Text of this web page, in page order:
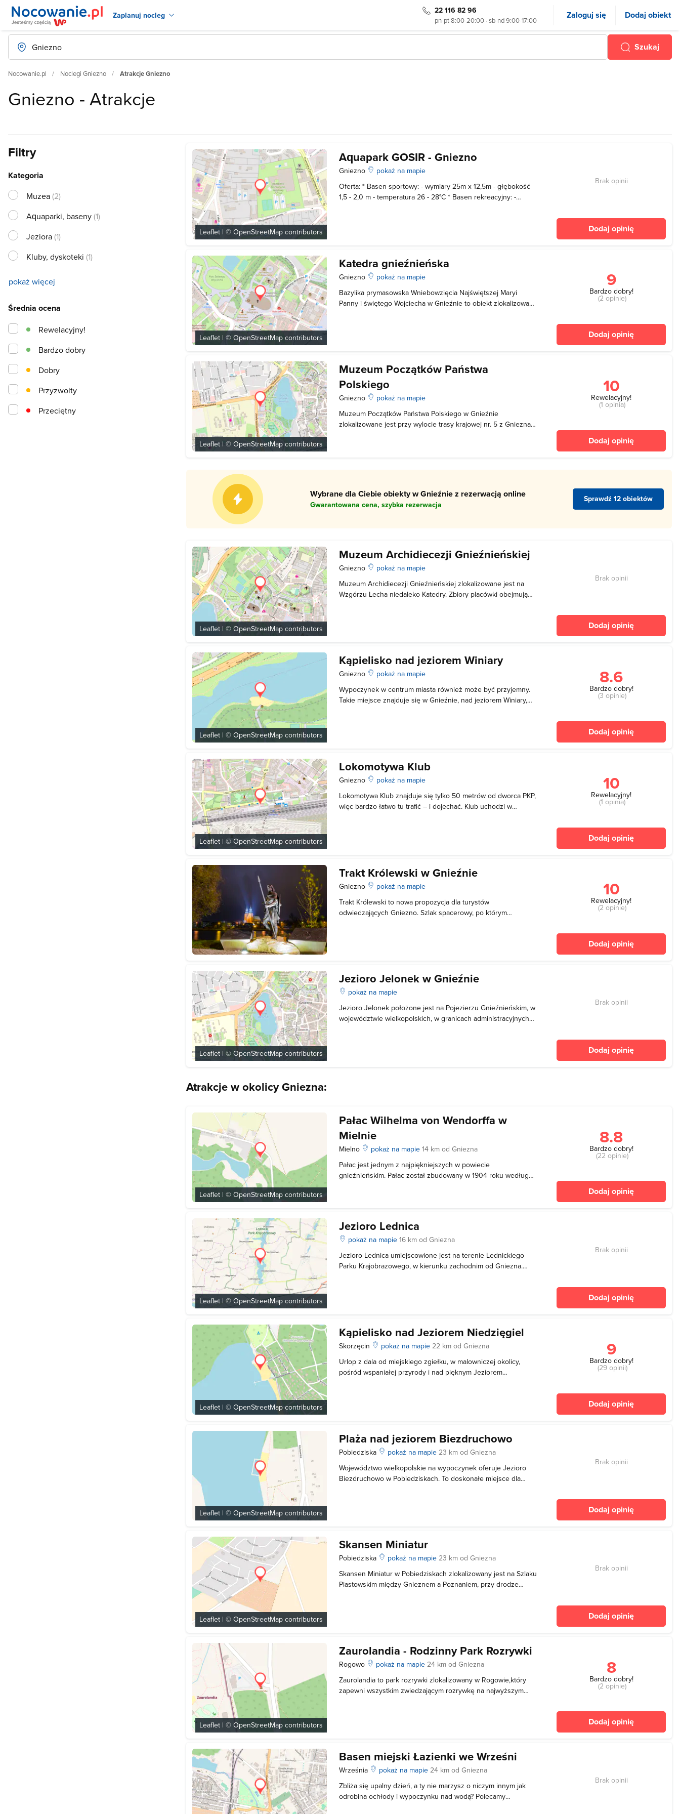
Zaplanuj nocleg 22 116 82 96
pn-pt 8:00-20:00 · sb-nd 9:00-17:00 Zaloguj się Dodaj obiekt
Szukaj
Nocowanie.pl Noclegi Gniezno Atrakcje Gniezno
Gniezno - Atrakcje
Leaflet | ©OpenStreetMap contributors
Aquapark GOSIR - Gniezno
Gniezno
pokaż na mapie
Oferta: * Basen sportowy: - wymiary 25m x 12,5m - głębokość
1,5 - 2,0 m - temperatura 26 - 28°C * Basen rekreacyjny: -
Brak opinii
Dodaj opinię
Leaflet | ©OpenStreetMap contributors
Katedra gnieźnieńska
Gniezno
pokaż na mapie
Bazylika prymasowska Wniebowzięcia Najświętszej Maryi
Panny i świętego Wojciecha w Gnieźnie to obiekt zlokalizowany
9
Bardzo dobry!
(2 opinie)
Dodaj opinię
Leaflet | ©OpenStreetMap contributors
Muzeum Początków Państwa
Polskiego
Gniezno
pokaż na mapie
Muzeum Początków Państwa Polskiego w Gnieźnie
zlokalizowane jest przy wylocie trasy krajowej nr. 5 z Gniezna
10
Rewelacyjny!
(1 opinia)
Dodaj opinię
Wybrane dla Ciebie obiekty w Gnieźnie z rezerwacją online
Gwarantowana cena, szybka rezerwacja
Sprawdź 12 obiektów
Leaflet | ©OpenStreetMap contributors
Muzeum Archidiecezji Gnieźnieńskiej
Gniezno
pokaż na mapie
Muzeum Archidiecezji Gnieźnieńskiej zlokalizowane jest na
Wzgórzu Lecha niedaleko Katedry. Zbiory placówki obejmują
Brak opinii
Dodaj opinię
Leaflet | ©OpenStreetMap contributors
Kąpielisko nad jeziorem Winiary
Gniezno
pokaż na mapie
Wypoczynek w centrum miasta również może być przyjemny.
Takie miejsce znajduje się w Gnieźnie, nad jeziorem Winiary,
8.6
Bardzo dobry!
(3 opinie)
Dodaj opinię
Leaflet | ©OpenStreetMap contributors
Lokomotywa Klub
Gniezno
pokaż na mapie
Lokomotywa Klub znajduje się tylko 50 metrów od dworca PKP,
więc bardzo łatwo tu trafić – i dojechać. Klub uchodzi w
10
Rewelacyjny!
(1 opinia)
Dodaj opinię
Trakt Królewski w Gnieźnie
Gniezno
pokaż na mapie
Trakt Królewski to nowa propozycja dla turystów
odwiedzających Gniezno. Szlak spacerowy, po którym
10
Rewelacyjny!
(2 opinie)
Dodaj opinię
Leaflet | ©OpenStreetMap contributors
Jezioro Jelonek w Gnieźnie
pokaż na mapie
Jezioro Jelonek położone jest na Pojezierzu Gnieźnieńskim, w
województwie wielkopolskich, w granicach administracyjnych
Brak opinii
Dodaj opinię
Atrakcje w okolicy Gniezna:
Leaflet | ©OpenStreetMap contributors
Pałac Wilhelma von Wendorffa w
Mielnie
Mielno pokaż na mapie14 km od Gniezna
Pałac jest jednym z najpiękniejszych w powiecie
gnieźnieńskim. Pałac został zbudowany w 1904 roku według
8.8
Bardzo dobry!
(22 opinie)
Dodaj opinię
Leaflet | ©OpenStreetMap contributors
Jezioro Lednica
pokaż na mapie16 km od Gniezna
Jezioro Lednica umiejscowione jest na terenie Lednickiego
Parku Krajobrazowego, w kierunku zachodnim od Gniezna.
Brak opinii
Dodaj opinię
Leaflet | ©OpenStreetMap contributors
Kąpielisko nad Jeziorem Niedzięgiel
Skorzęcin pokaż na mapie22 km od Gniezna
Urlop z dala od miejskiego zgiełku, w malowniczej okolicy,
pośród wspaniałej przyrody i nad pięknym Jeziorem
9
Bardzo dobry!
(29 opinii)
Dodaj opinię
Leaflet | ©OpenStreetMap contributors
Plaża nad jeziorem Biezdruchowo
Pobiedziska pokaż na mapie23 km od Gniezna
Województwo wielkopolskie na wypoczynek oferuje Jezioro
Biezdruchowo w Pobiedziskach. To doskonałe miejsce dla
Brak opinii
Dodaj opinię
Leaflet | ©OpenStreetMap contributors
Skansen Miniatur
Pobiedziska pokaż na mapie23 km od Gniezna
Skansen Miniatur w Pobiedziskach zlokalizowany jest na Szlaku
Piastowskim między Gnieznem a Poznaniem, przy drodze
Brak opinii
Dodaj opinię
Leaflet | ©OpenStreetMap contributors
Zaurolandia - Rodzinny Park Rozrywki
Rogowo pokaż na mapie24 km od Gniezna
Zaurolandia to park rozrywki zlokalizowany w Rogowie,który
zapewni wszystkim zwiedzającym rozrywkę na najwyższym
8
Bardzo dobry!
(2 opinie)
Dodaj opinię
Basen miejski Łazienki we Wrześni
Września pokaż na mapie24 km od Gniezna
Zbliża się upalny dzień, a ty nie marzysz o niczym innym jak
odrobina ochłody i wypoczynku nad wodą? Polecamy
Brak opinii
Filtry
Kategoria
Muzea(2)
Aquaparki, baseny(1)
Jeziora(1)
Kluby, dyskoteki (1)
pokaż więcej
Średnia ocena
Przeciętny
Przyzwoity
Dobry
Bardzo dobry
Rewelacyjny!